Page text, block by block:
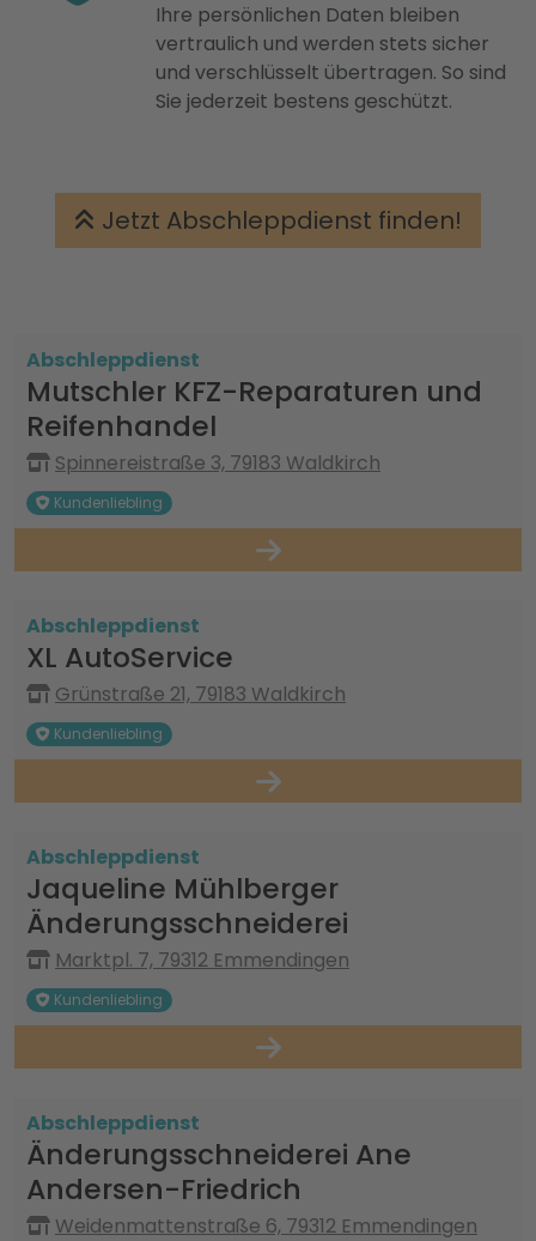
Ihre persönlichen Daten bleiben
vertraulich und werden stets sicher
und verschlüsselt übertragen. So sind
Sie jederzeit bestens geschützt.
Jetzt Abschleppdienst finden!
Abschleppdienst
Mutschler KFZ-Reparaturen und
Reifenhandel
Spinnereistraße 3, 79183 Waldkirch
Kundenliebling
Abschleppdienst
XL AutoService
Grünstraße 21, 79183 Waldkirch
Kundenliebling
Abschleppdienst
Jaqueline Mühlberger
Änderungsschneiderei
Marktpl. 7, 79312 Emmendingen
Kundenliebling
Abschleppdienst
Änderungsschneiderei Ane
Andersen-Friedrich
Weidenmattenstraße 6, 79312 Emmendingen